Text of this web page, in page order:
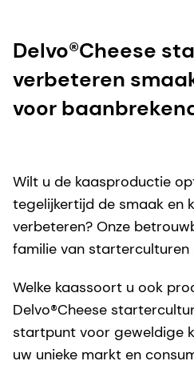
Delvo®Cheese
verbeteren
voor
Wilt u de kaasproductie
tegelijkertijd de smaak en
verbeteren? Onze
familie van
Welke kaassoort u ook
Delvo®Cheese
startpunt voor geweldige
uw unieke markt en